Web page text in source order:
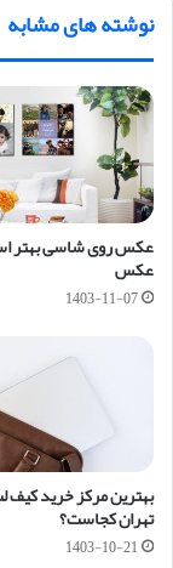
نوشته های مشابه
عکس روی شاسی بهتر
عکس
1403-11-07
بهترین مرکز خرید کیف
تهران کجاست؟
1403-10-21